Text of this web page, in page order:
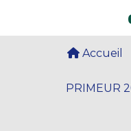
Accueil
PRIMEUR